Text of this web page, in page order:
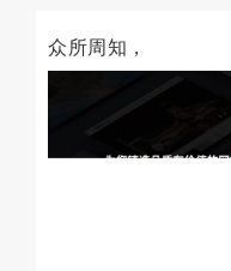
众所周知，